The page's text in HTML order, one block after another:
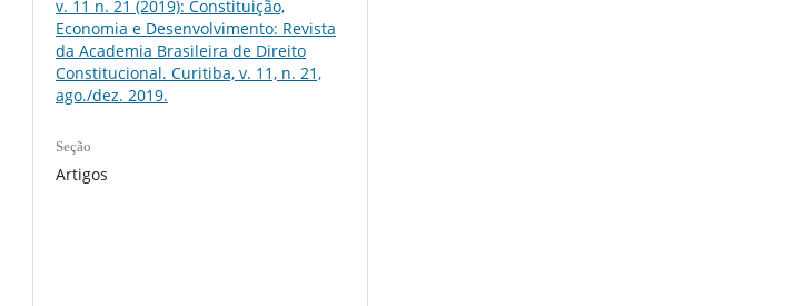
v. 11 n. 21 (2019): Constituição,
Economia e Desenvolvimento: Revista
da Academia Brasileira de Direito
Constitucional. Curitiba, v. 11, n. 21,
ago./dez. 2019.
Seção
Artigos